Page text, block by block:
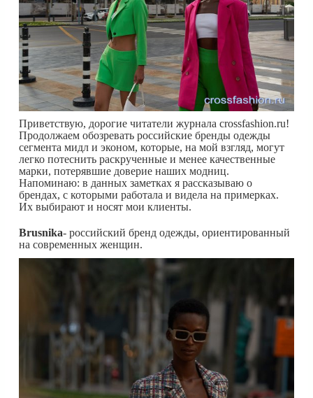
Приветствую, дорогие читатели журнала crossfashion.ru!
Продолжаем обозревать российские бренды одежды
сегмента мидл и эконом, которые, на мой взгляд, могут
легко потеснить раскрученные и менее качественные
марки, потерявшие доверие наших модниц.
Напоминаю: в данных заметках я рассказываю о
брендах, с которыми работала и видела на примерках.
Их выбирают и носят мои клиенты.
Brusnika- российский бренд одежды, ориентированный
на современных женщин.